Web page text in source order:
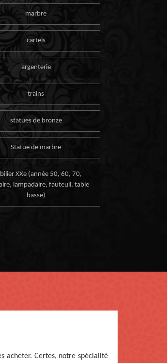
marbre
cartels
argenterie
trains
statues de bronze
Statue de marbre
XXe (année 50, 60, 70,
lampadaire, fauteuil, table
basse)
acheter. Certes, notre spécialité